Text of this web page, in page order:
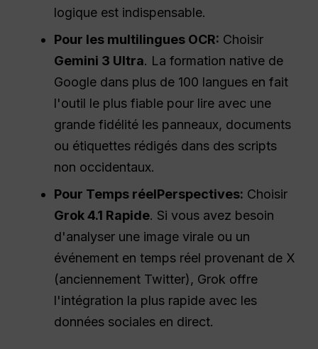
logique est indispensable.
Pour les multilingues OCR: Choisir
Gemini 3 Ultra. La formation native de
Google dans plus de 100 langues en fait
l'outil le plus fiable pour lire avec une
grande fidélité les panneaux, documents
ou étiquettes rédigés dans des scripts
non occidentaux.
Pour Temps réelPerspectives: Choisir
Grok 4.1 Rapide. Si vous avez besoin
d'analyser une image virale ou un
événement en temps réel provenant de X
(anciennement Twitter), Grok offre
l'intégration la plus rapide avec les
données sociales en direct.